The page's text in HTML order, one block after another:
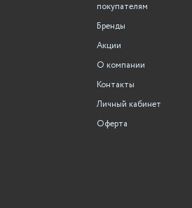
покупателям
Бренды
Акции
О компании
Контакты
Личный кабинет
Оферта